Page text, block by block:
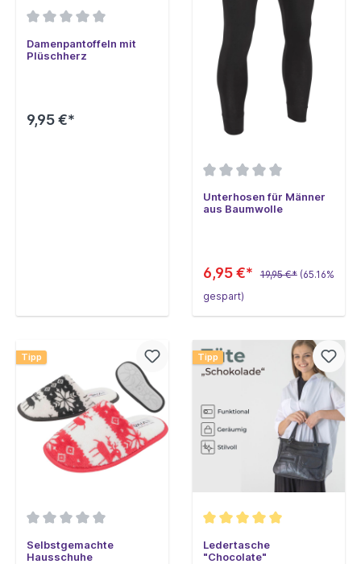
Damenpantoffeln mit
Plüschherz
9,95 €*
Unterhosen für Männer
aus Baumwolle
6,95 €* 19,95 €* (65.16%
gespart)
Tipp
Selbstgemachte
Hausschuhe
Tipp
Ledertasche
"Chocolate"